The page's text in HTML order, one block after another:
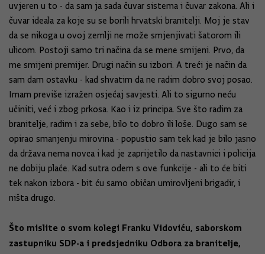
uvjeren u to - da sam ja sada čuvar sistema i čuvar zakona. Ali i
čuvar ideala za koje su se borili hrvatski branitelji. Moj je stav
da se nikoga u ovoj zemlji ne može smjenjivati šatorom ili
ulicom. Postoji samo tri načina da se mene smijeni. Prvo, da
me smijeni premijer. Drugi način su izbori. A treći je način da
sam dam ostavku - kad shvatim da ne radim dobro svoj posao.
Imam previše izražen osjećaj savjesti. Ali to sigurno neću
učiniti, već i zbog prkosa. Kao i iz principa. Sve što radim za
branitelje, radim i za sebe, bilo to dobro ili loše. Dugo sam se
opirao smanjenju mirovina - popustio sam tek kad je bilo jasno
da država nema novca i kad je zaprijetilo da nastavnici i policija
ne dobiju plaće. Kad sutra odem s ove funkcije - ali to će biti
tek nakon izbora - bit ću samo običan umirovljeni brigadir, i
ništa drugo.
Što mislite o svom kolegi Franku Vidoviću, saborskom
zastupniku SDP-a i predsjedniku Odbora za branitelje,